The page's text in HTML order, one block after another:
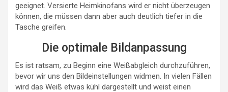
geeignet. Versierte Heimkinofans wird er nicht überzeugen
können, die müssen dann aber auch deutlich tiefer in die
Tasche greifen.
Die optimale Bildanpassung
Es ist ratsam, zu Beginn eine Weißabgleich durchzuführen,
bevor wir uns den Bildeinstellungen widmen. In vielen Fällen
wird das Weiß etwas kühl dargestellt und weist einen